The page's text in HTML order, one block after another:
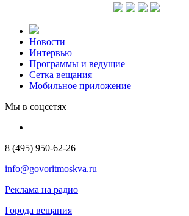
Новости
Интервью
Программы и ведущие
Сетка вещания
Мобильное приложение
Мы в соцсетях
8 (495) 950-62-26
info@govoritmoskva.ru
Реклама на радио
Города вещания